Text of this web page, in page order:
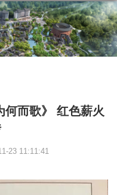
何而歌》 红色薪火
23 11:11:41